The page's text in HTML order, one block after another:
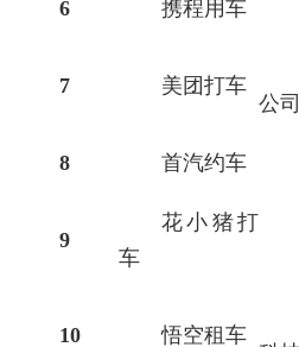
6 携程用车
7 美团打车
公司
8 首汽约车
9
花小猪打
车
10 悟空租车